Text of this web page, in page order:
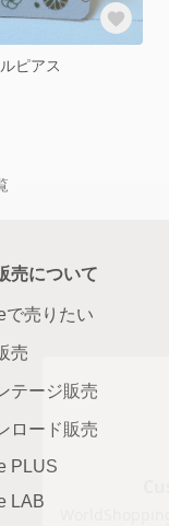
ピアス
売について
で売りたい
売
テージ販売
ロード販売
PLUS
LAB